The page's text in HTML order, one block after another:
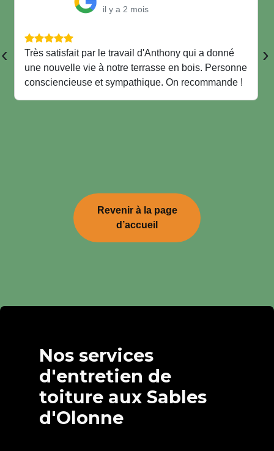
il y a 2 mois
Très satisfait par le travail d'Anthony qui a donné
une nouvelle vie à notre terrasse en bois. Personne
consciencieuse et sympathique. On recommande !
‹ ›
Revenir à la page
d’accueil
Nos services
d'entretien de
toiture aux Sables
d'Olonne